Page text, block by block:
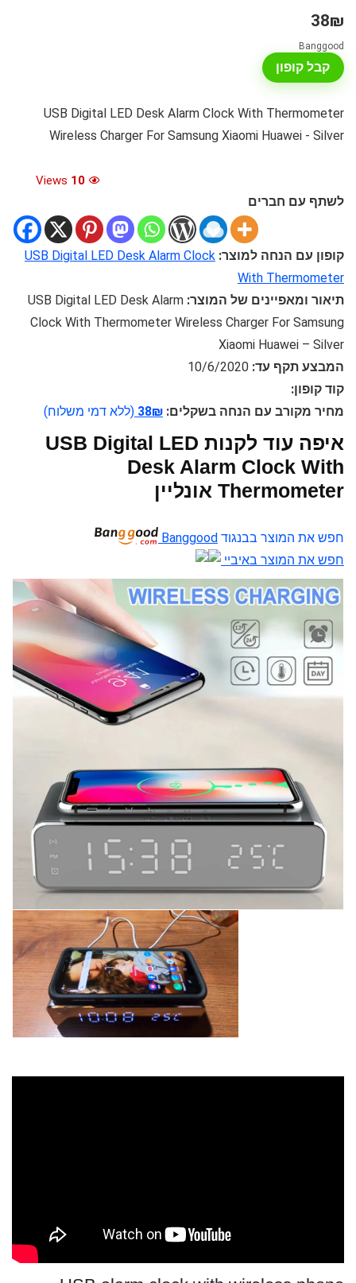
38₪
Banggood
קבל קופון
USB Digital LED Desk Alarm Clock With Thermometer
Wireless Charger For Samsung Xiaomi Huawei - Silver
10
לשתף עם חברים
קופון עם הנחה למוצר: USB Digital LED Desk Alarm Clock
With Thermometer
תיאור ומאפיינים של המוצר: USB Digital LED Desk Alarm
Clock With Thermometer Wireless Charger For Samsung
Xiaomi Huawei – Silver
המבצע תקף עד: 10/6/2020
קוד קופון:
מחיר מקורב עם הנחה בשקלים: 38₪ (ללא דמי משלוח)
איפה עוד לקנות USB Digital LED
Desk Alarm Clock With
Thermometer אונליין
חפש את המוצר בבנגוד Banggood
חפש את המוצר באיביי